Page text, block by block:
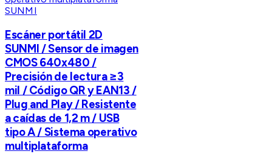
SUNMI
Escáner portátil 2D
SUNMI / Sensor de imagen
CMOS 640x480 /
Precisión de lectura ≥3
mil / Código QR y EAN13 /
Plug and Play / Resistente
a caídas de 1,2 m / USB
tipo A / Sistema operativo
multiplataforma